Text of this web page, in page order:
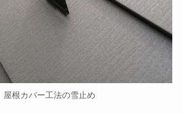
屋根カバー工法の雪止め